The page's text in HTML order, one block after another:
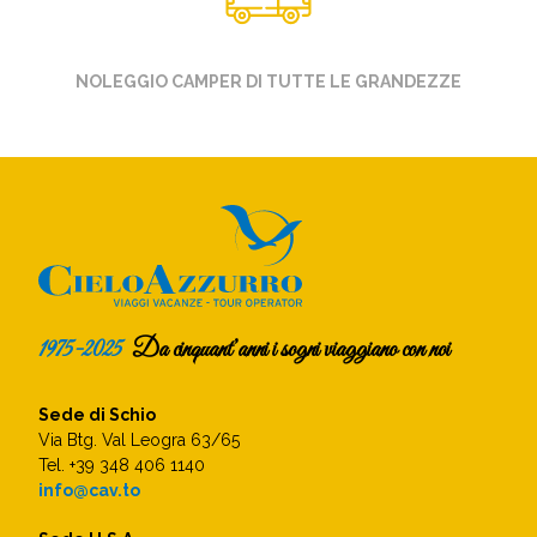
NOLEGGIO CAMPER DI TUTTE LE GRANDEZZE
1975-2025Da cinquant’anni i sogni viaggiano con noi
Sede di Schio
Via Btg. Val Leogra 63/65
Tel. +39 348 406 1140
info@cav.to